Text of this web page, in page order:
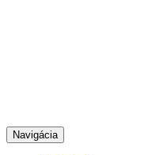
Navigácia